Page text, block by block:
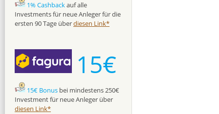
1% Cashbackauf alle
Investments für neue Anleger für die
ersten 90 Tage überdiesen Link*
15€
15€ Bonus bei mindestens 250€
Investment für neue Anleger über
diesen Link*